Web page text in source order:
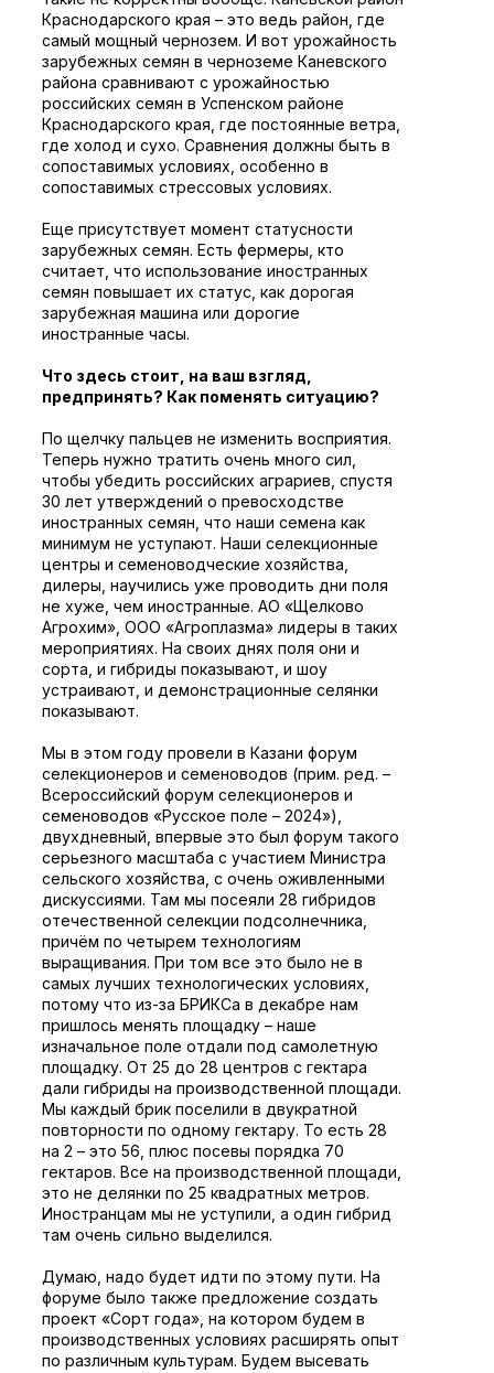
Краснодарского края – это ведь район, где
самый мощный чернозем. И вот урожайность
зарубежных семян в черноземе Каневского
района сравнивают с урожайностью
российских семян в Успенском районе
Краснодарского края, где постоянные ветра,
где холод и сухо. Сравнения должны быть в
сопоставимых условиях, особенно в
сопоставимых стрессовых условиях.
Еще присутствует момент статусности
зарубежных семян. Есть фермеры, кто
считает, что использование иностранных
семян повышает их статус, как дорогая
зарубежная машина или дорогие
иностранные часы.
Что здесь стоит, на ваш взгляд,
предпринять? Как поменять ситуацию?
По щелчку пальцев не изменить восприятия.
Теперь нужно тратить очень много сил,
чтобы убедить российских аграриев, спустя
30 лет утверждений о превосходстве
иностранных семян, что наши семена как
минимум не уступают. Наши селекционные
центры и семеноводческие хозяйства,
дилеры, научились уже проводить дни поля
не хуже, чем иностранные. АО «Щелково
Агрохим», ООО «Агроплазма» лидеры в таких
мероприятиях. На своих днях поля они и
сорта, и гибриды показывают, и шоу
устраивают, и демонстрационные селянки
показывают.
Мы в этом году провели в Казани форум
селекционеров и семеноводов (прим. ред. – ​​
Всероссийский форум селекционеров и
семеноводов «Русское поле – 2024»),
двухдневный, впервые это был форум такого
серьезного масштаба с участием Министра
сельского хозяйства, с очень оживленными
дискуссиями. Там мы посеяли 28 гибридов
отечественной селекции подсолнечника,
причём по четырем технологиям
выращивания. При том все это было не в
самых лучших технологических условиях,
потому что из-за БРИКСа в декабре нам
пришлось менять площадку – наше
изначальное поле отдали под самолетную
площадку. От 25 до 28 центров с гектара
дали гибриды на производственной площади.
Мы каждый брик поселили в двукратной
повторности по одному гектару. То есть 28
на 2 – это 56, плюс посевы порядка 70
гектаров. Все на производственной площади,
это не делянки по 25 квадратных метров.
Иностранцам мы не уступили, а один гибрид
там очень сильно выделился.
Думаю, надо будет идти по этому пути. На
форуме было также предложение создать
проект «Сорт года», на котором будем в
производственных условиях расширять опыт
по различным культурам. Будем высевать